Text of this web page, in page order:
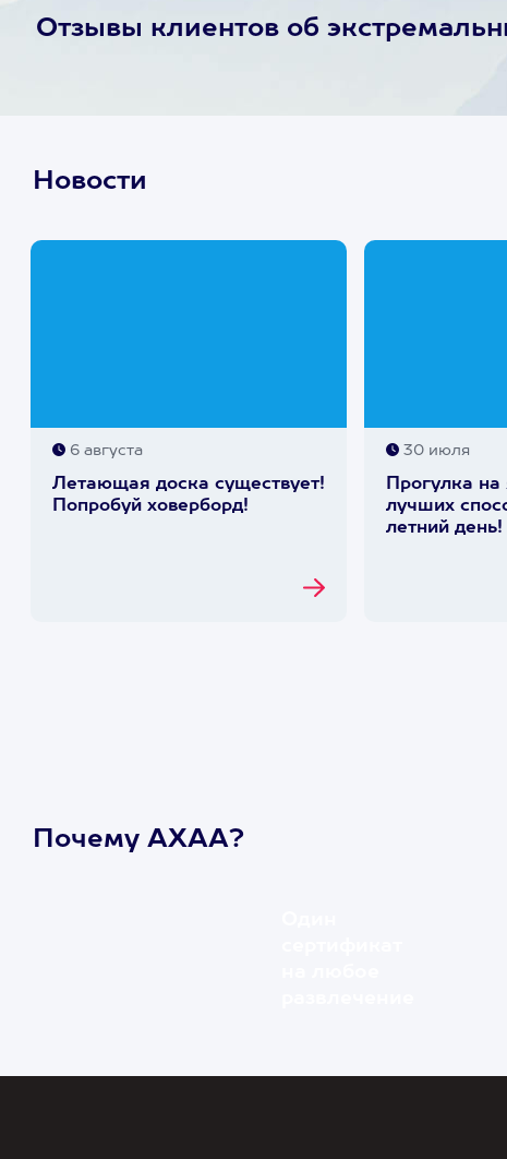
Отзывы клиентов об
Новости
6 августа
Летающая доска существует!
Попробуй ховерборд!
30 июля
Прогулка на
лучших
летний день!
Почему АХАА?